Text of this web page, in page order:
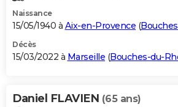
Naissance
15/05/1940 à Aix-en-Provence (
Décès
15/03/2022 à Marseille (Bouches-du-
Daniel FLAVIEN (65 ans)